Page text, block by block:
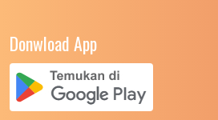
UNIVERSITAS NUSA CENDANA
UNIVERSITAS PADJADJARAN
Donwload App